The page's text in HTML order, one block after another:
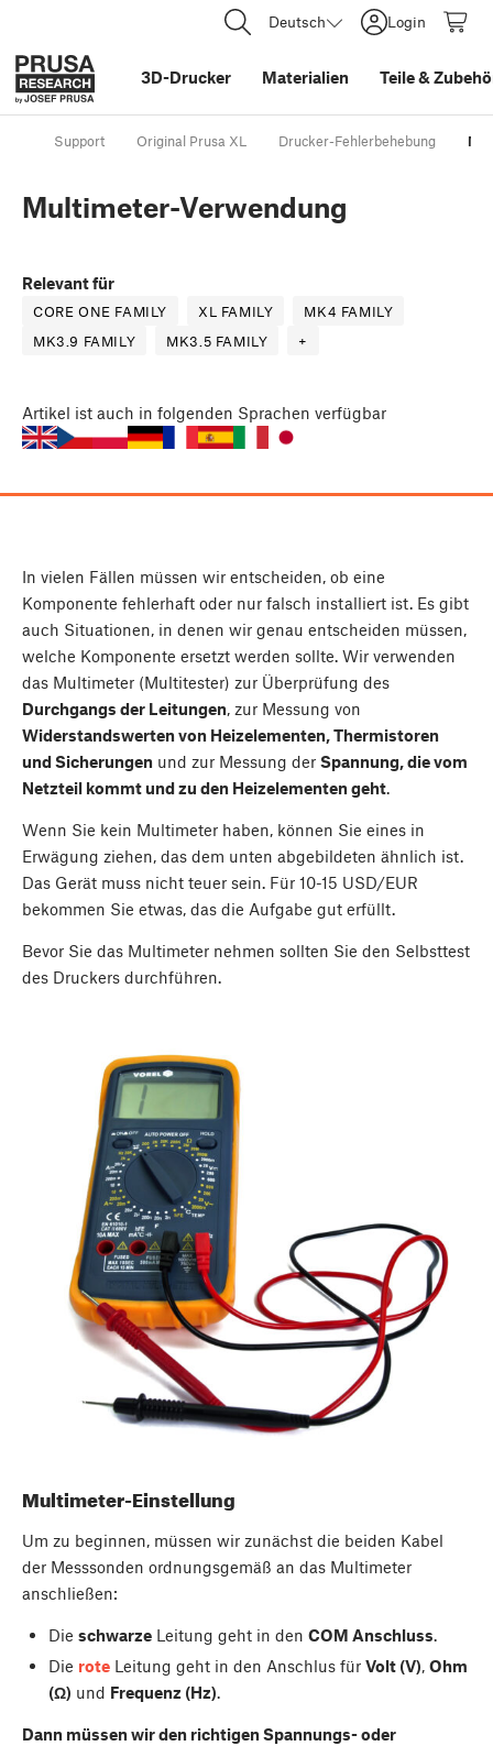
Deutsch Login
3D-Drucker Materialien Teile&
Support Original Prusa XL Drucker-Fehlerbehebung
Multimeter-Verwendung
Relevant für
CORE ONE FAMILY XL FAMILY
MK4 FAMILY
MK3.9 FAMILY
MK3.5 FAMILY +
Artikel ist auch in folgenden Sprachen verfügbar
In vielen Fällen müssen wir entscheiden, ob eine
Komponente fehlerhaft oder nur falsch installiert ist. Es gibt
auch Situationen, in denen wir genau entscheiden müssen,
welche Komponente ersetzt werden sollte. Wir verwenden
das Multimeter (Multitester) zur Überprüfung des
Durchgangs der Leitungen, zur Messung von
Widerstandswerten von Heizelementen, Thermistoren
und Sicherungen und zur Messung der Spannung, die vom
Netzteil kommt und zu den Heizelementen geht.
Wenn Sie kein Multimeter haben, können Sie eines in
Erwägung ziehen, das dem unten abgebildeten ähnlich ist.
Das Gerät muss nicht teuer sein. Für 10-15 USD/EUR
bekommen Sie etwas, das die Aufgabe gut erfüllt.
Bevor Sie das Multimeter nehmen sollten Sie den Selbsttest
des Druckers durchführen.
Multimeter-Einstellung
Um zu beginnen, müssen wir zunächst die beiden Kabel
der Messsonden ordnungsgemäß an das Multimeter
anschließen:
Die schwarzeLeitung geht in den COM Anschluss.
Die roteLeitung geht in den Anschlus für Volt (V), Ohm
(Ω) und Frequenz (Hz).
Dann müssen wir den richtigen Spannungs- oder